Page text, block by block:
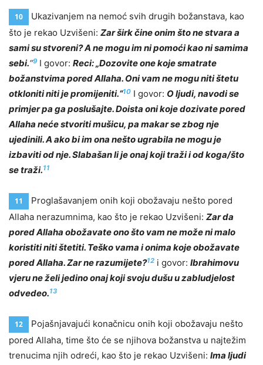
10
Ukazivanjem na nemoć svih drugih božanstava, kao
što je rekao Uzvišeni: Zar širk čine onim što ne stvara a
sami su stvoreni? A ne mogu im ni pomoći kao ni samima
sebi.“9 I govor: Reci: „Dozovite one koje smatrate
božanstvima pored Allaha. Oni vam ne mogu niti štetu
otkloniti niti je promijeniti.“10 I govor: O ljudi, navodi se
primjer pa ga poslušajte. Doista oni koje dozivate pored
Allaha neće stvoriti mušicu, pa makar se zbog nje
ujedinili. A ako bi im ona nešto ugrabila ne mogu je
izbaviti od nje. Slabašan li je onaj koji traži i od koga/što
se traži.11
11
Proglašavanjem onih koji obožavaju nešto pored
Allaha nerazumnima, kao što je rekao Uzvišeni: Zar da
pored Allaha obožavate ono što vam ne može ni malo
koristiti niti štetiti. Teško vama i onima koje obožavate
pored Allaha. Zar ne razumijete?12 i govor: Ibrahimovu
vjeru ne želi jedino onaj koji svoju dušu u zabludjelost
odvedeo.13
12
Pojašnjavajući konačnicu onih koji obožavaju nešto
pored Allaha, time što će se njihova božanstva u najtežim
trenucima njih odreći, kao što je rekao Uzvišeni: Ima ljudi